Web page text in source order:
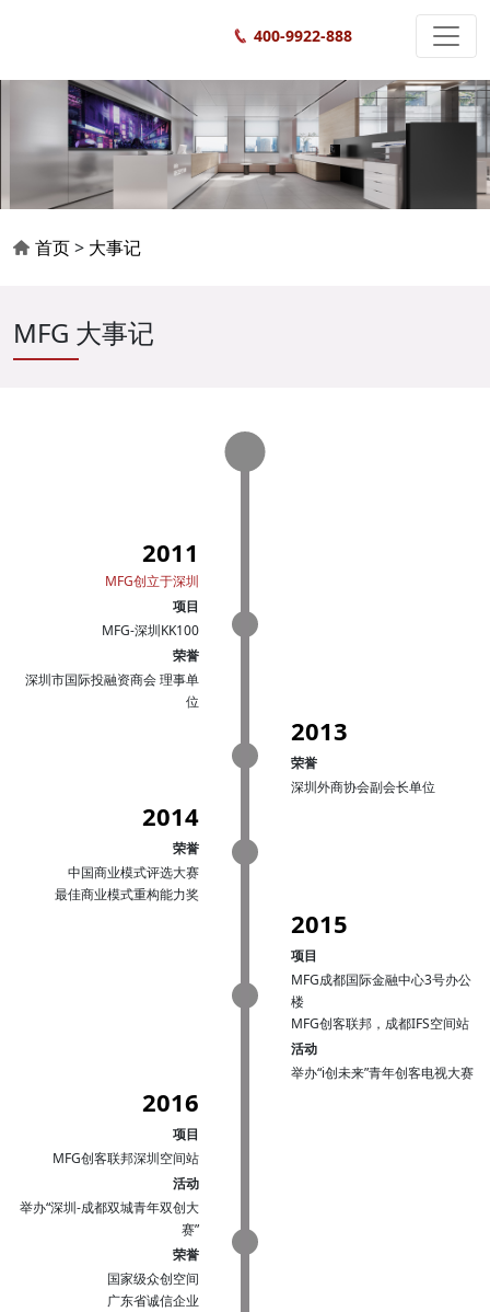
400-9922-888
首页> 大事记
MFG 大事记
2011
MFG创立于深圳
项目
MFG-深圳KK100
荣誉
深圳市国际投融资商会 理事单
位
2013
荣誉
深圳外商协会副会长单位
2014
荣誉
中国商业模式评选大赛
最佳商业模式重构能力奖
2015
项目
MFG成都国际金融中心3号办公
楼
MFG创客联邦，成都IFS空间站
活动
举办“i创未来”青年创客电视大赛
2016
项目
MFG创客联邦深圳空间站
活动
举办“深圳-成都双城青年双创大
赛”
荣誉
国家级众创空间
广东省诚信企业